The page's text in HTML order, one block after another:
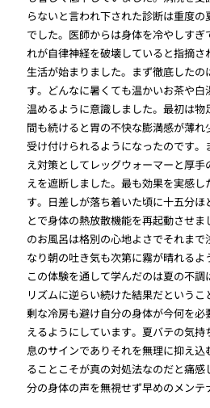
らないと言われ下された診断は重度
でした。医師からは身体を冷やしす
れが自律神経を破壊していると指摘
生活が始まりました。まず徹底した
す。どんなに暑くても温かいお茶や
温めるように意識しました。最初は
間も続けると胃の不快な膨満感が薄
受け付けられるようになったのです
え対策としてレッグウォーマーと厚
えを遮断しました。最も効果を実感
す。日差しが落ち着いた頃に十五分
とで身体の熱放散機能を再起動させ
のお風呂は格別の心地よさでそれまで
なり朝の吐き気も次第に霧が晴れるよ
この体験を通して学んだのは夏の不
リズムに逆らい続けた結果だという
剰な冷房も避け自分の身体が今何を
えるようにしています。夏バテの気
息のサインでありそれを無理に抑え
ることこそが真の対処法なのだと痛
分の身体の声を無視せず早めのメンテ